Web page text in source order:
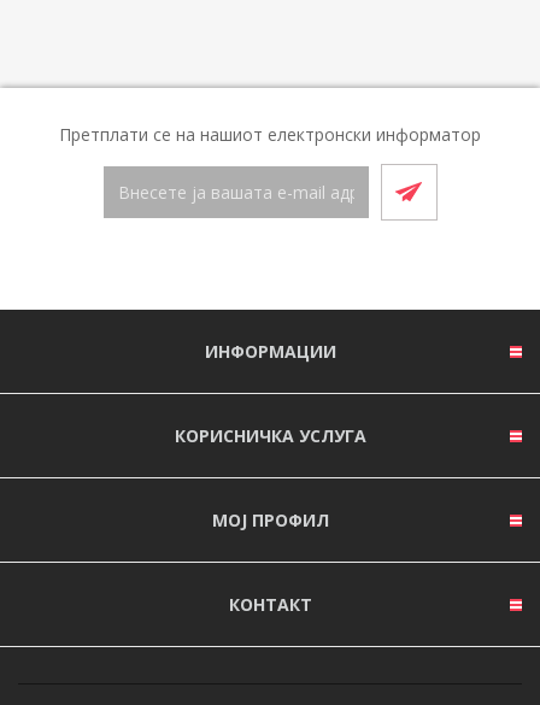
Претплати се на нашиот електронски информатор
ИНФОРМАЦИИ
КОРИСНИЧКА УСЛУГА
МОЈ ПРОФИЛ
КОНТАКТ